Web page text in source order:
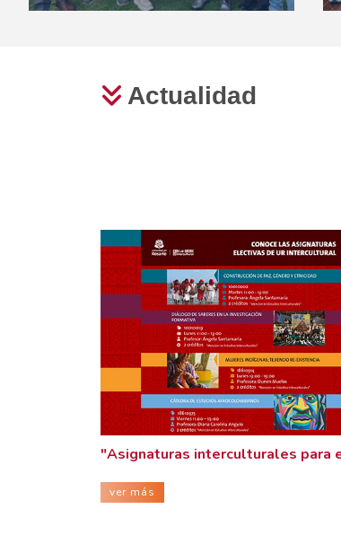
Actualidad
"Asignaturas interculturales para
ver más